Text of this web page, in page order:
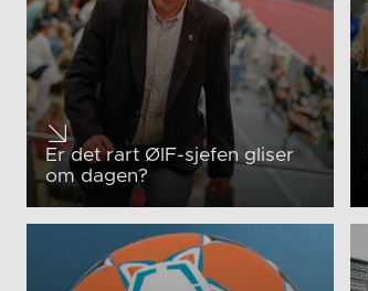
Er det rart ØIF-sjefen gliser
om dagen?